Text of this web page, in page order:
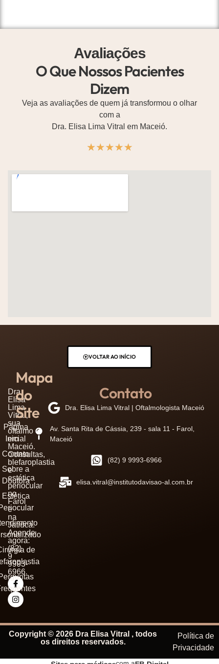
Avaliações
O Que Nossos Pacientes
Dizem
Veja as avaliações de quem já transformou o olhar
com a
Dra. Elisa Lima Vitral em Maceió.
★★★★★
VOLTAR AO INÍCIO
Dra.
Elisa
Lima
Vitral,
sua
oftalmo
em
Maceió.
Consultas,
blefaroplastia
e
estética
periocular
no
Farol
e
na
Jatiúca.
Agende
agora:
(82)
9
9993-
6966.
Mapa
do
Site
Página
Inicial
Contato
Sobre a
Doutora
Estética
de
Contato
Dra. Elisa Lima Vitral | Oftalmologista Maceió
Av. Santa Rita de Cássia, 239 - sala 11 - Farol,
Maceió
(82) 9 9993-6966
elisa.vitral@institutodavisao-al.com.br
Copyright © 2026 Dra Elisa Vitral , todos
os direitos reservados.
Política de
Privacidade